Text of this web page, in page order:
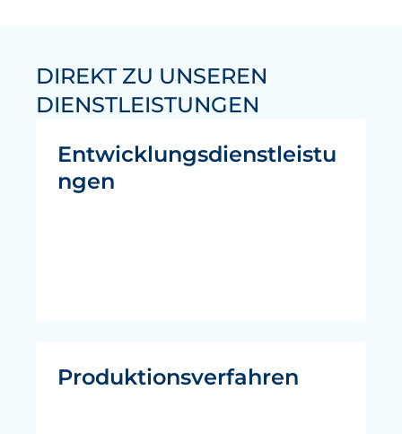
DIREKT ZU UNSEREN
DIENSTLEISTUNGEN
Entwicklungsdienstleistu
ngen
Produktionsverfahren